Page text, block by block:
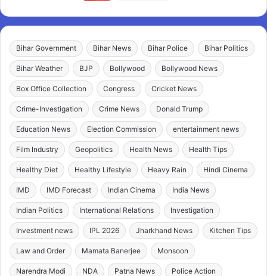
Bihar Government Bihar News Bihar Police Bihar Politics
Bihar Weather BJP Bollywood Bollywood News
Box Office Collection Congress Cricket News
Crime-Investigation Crime News Donald Trump
Education News Election Commission entertainment news
Film Industry Geopolitics Health News Health Tips
Healthy Diet Healthy Lifestyle Heavy Rain Hindi Cinema
IMD IMD Forecast Indian Cinema India News
Indian Politics International Relations Investigation
Investment news IPL 2026 Jharkhand News Kitchen Tips
Law and Order Mamata Banerjee Monsoon
Narendra Modi NDA Patna News Police Action